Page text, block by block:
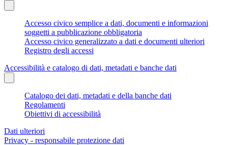
Accesso civico semplice a dati, documenti e informazioni
soggetti a pubblicazione obbligatoria
Accesso civico generalizzato a dati e documenti ulteriori
Registro degli accessi
Accessibilità e catalogo di dati, metadati e banche dati
Catalogo dei dati, metadati e della banche dati
Regolamenti
Obiettivi di accessibilità
Dati ulteriori
Privacy - responsabile protezione dati